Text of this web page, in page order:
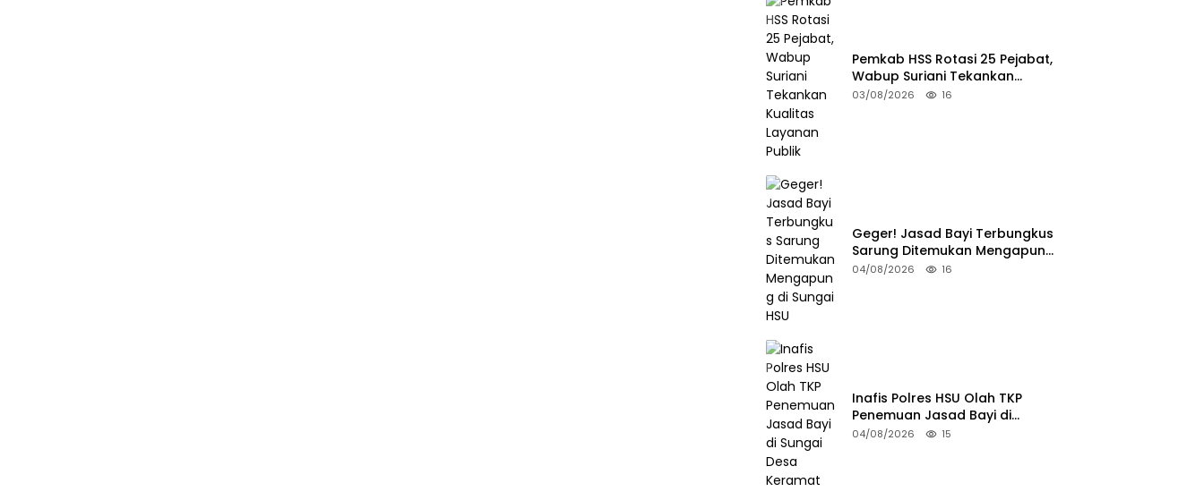
Pemkab HSS Rotasi 25 Pejabat,
Wabup Suriani Tekankan
Kualitas Layanan Publik
03/08/2026 16
Geger! Jasad Bayi Terbungkus
Sarung Ditemukan Mengapung
di Sungai HSU
04/08/2026 16
Inafis Polres HSU Olah TKP
Penemuan Jasad Bayi di
Sungai Desa Keramat
04/08/2026 15